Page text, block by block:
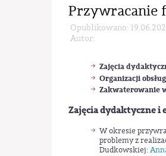
Przywracanie
Opublikowano:
Autor:
Zajęcia
Organizacji
Zakwaterowanie
Zajęcia dydaktyczne i
W okresie
problemy z
Dudkowskiej: